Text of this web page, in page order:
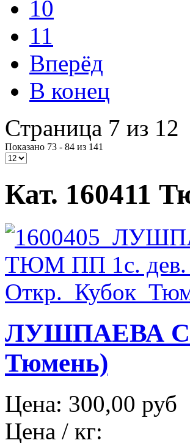
10
11
Вперёд
В конец
Страница 7 из 12
Показано 73 - 84 из 141
Кат. 160411
ЛУШПАЕВА
Тюмень)
Цена: 300,00 руб
Цена / кг: